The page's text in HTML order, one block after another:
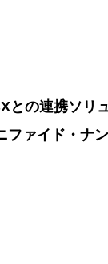
の連携ソリ
ァイド・ナ